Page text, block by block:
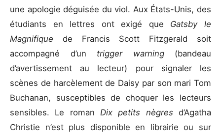
une apologie déguisée du viol. Aux États-Unis, des
étudiants en lettres ont exigé que Gatsby le
Magnifique de Francis Scott Fitzgerald soit
accompagné d’un trigger warning (bandeau
d’avertissement au lecteur) pour signaler les
scènes de harcèlement de Daisy par son mari Tom
Buchanan, susceptibles de choquer les lecteurs
sensibles. Le roman Dix petits nègres d’Agatha
Christie n’est plus disponible en librairie ou sur